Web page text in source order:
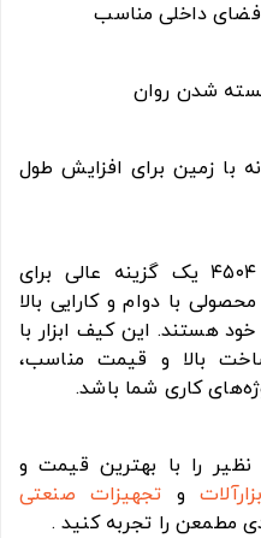
فضای داخلی مناسب
بسته شدن روان
با زمین برای افزایش طول
کیف ابزار کف لاستیکی مدل ۴۵۰۴ یک گزینه عالی برای
با دوام و کارایی بالا
هستند. این کیف ابزار با
بالا و قیمت مناسب،
کاری شما باشد.
را با بهترین قیمت و
و تجهیزات صنعتی
مطمعن را تجربه کنید .